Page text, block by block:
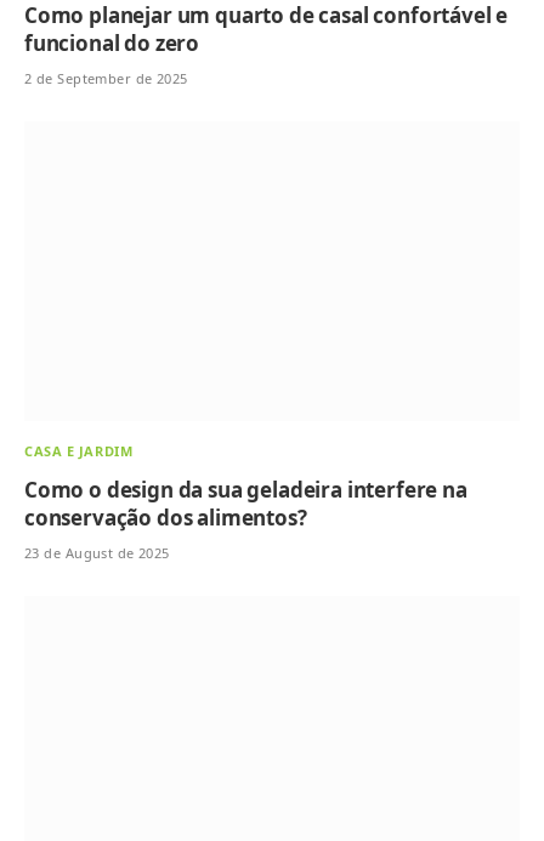
Como planejar um quarto de casal confortável e
funcional do zero
2 de September de 2025
CASA E JARDIM
Como o design da sua geladeira interfere na
conservação dos alimentos?
23 de August de 2025